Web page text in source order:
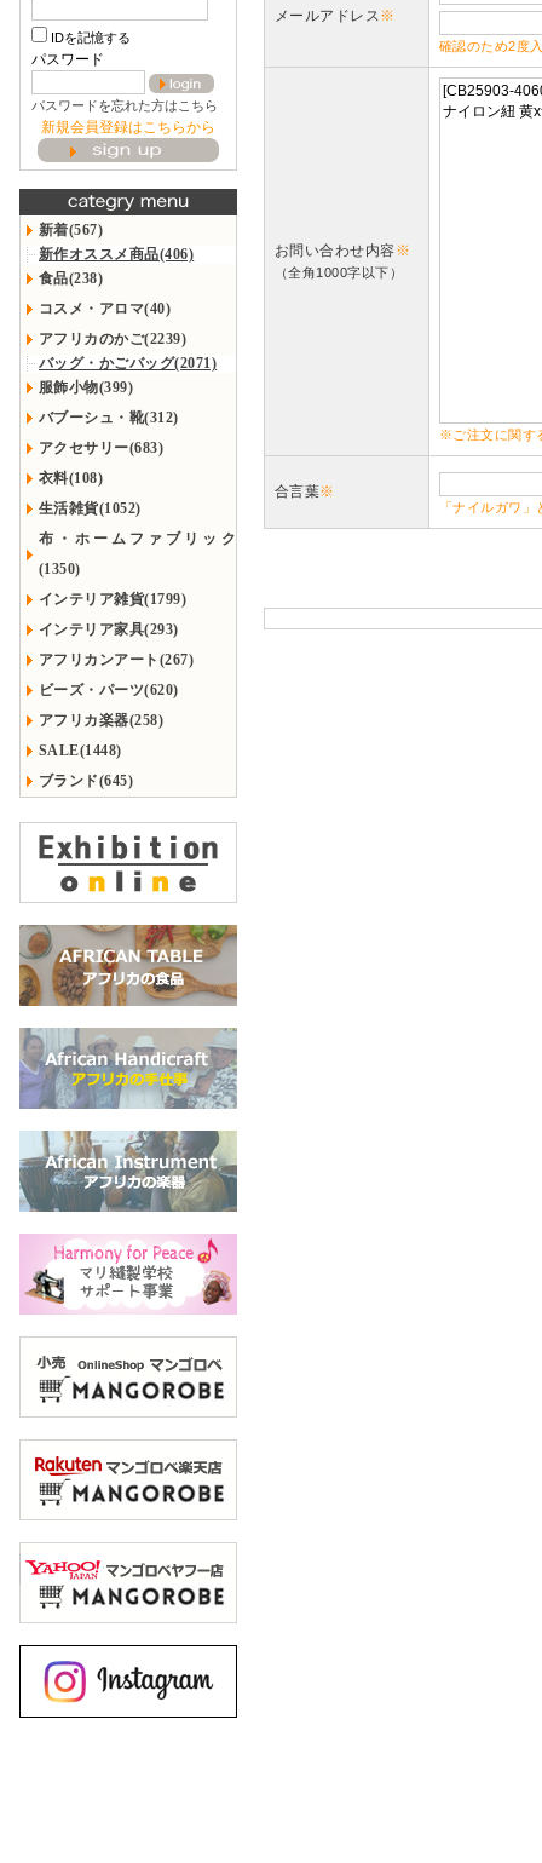
IDを記憶する
パスワード
パスワードを忘れた方はこちら
新規会員登録はこちらから
新着(567)
新作オススメ商品(406)
食品(238)
コスメ・アロマ(40)
アフリカのかご(2239)
バッグ・かごバッグ(2071)
服飾小物(399)
バブーシュ・靴(312)
アクセサリー(683)
衣料(108)
生活雑貨(1052)
布・ホームファブリック
(1350)
インテリア雑貨(1799)
インテリア家具(293)
アフリカンアート(267)
ビーズ・パーツ(620)
アフリカ楽器(258)
SALE(1448)
ブランド(645)
メールアドレス※
確認のため2度
お問い合わせ内容※
（全角1000字以下）
※ご注文に関す
合言葉※
「ナイルガワ